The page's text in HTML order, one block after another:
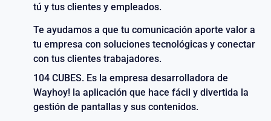
tú y tus clientes y empleados.
Te ayudamos a que tu comunicación aporte valor a
tu empresa con soluciones tecnológicas y conectar
con tus clientes trabajadores.
104 CUBES. Es la empresa desarrolladora de
Wayhoy! la aplicación que hace fácil y divertida la
gestión de pantallas y sus contenidos.